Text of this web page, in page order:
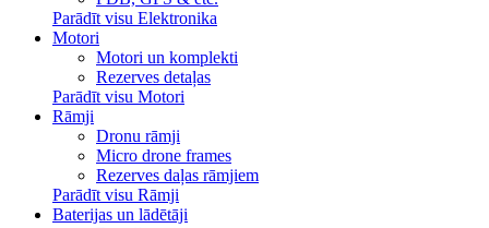
Parādīt visu Elektronika
Motori
Motori un komplekti
Rezerves detaļas
Parādīt visu Motori
Rāmji
Dronu rāmji
Micro drone frames
Rezerves daļas rāmjiem
Parādīt visu Rāmji
Baterijas un lādētāji